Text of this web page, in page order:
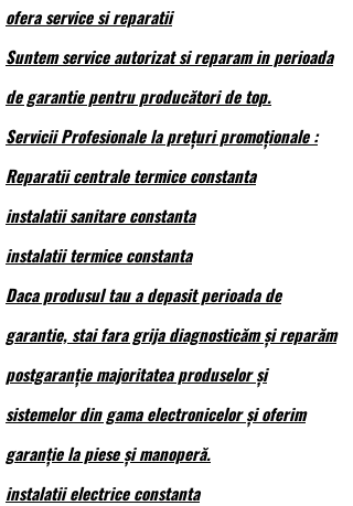
ofera service si reparatii
Suntem service autorizat si reparam in perioada
de garantie pentru producători de top.
Servicii Profesionale la prețuri promoționale :
Reparatii centrale termice constanta
instalatii sanitare constanta
instalatii termice constanta
Daca produsul tau a depasit perioada de
garantie, stai fara grija diagnosticăm și reparăm
postgaranție majoritatea produselor și
sistemelor din gama electronicelor și oferim
garanție la piese și manoperă.
instalatii electrice constanta